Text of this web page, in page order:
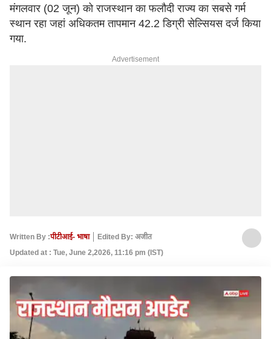
मंगलवार (02 जून) को राजस्थान का फलौदी राज्य का सबसे गर्म
स्थान रहा जहां अधिकतम तापमान 42.2 डिग्री सेल्सियस दर्ज किया
गया.
Advertisement
Written By :पीटीआई- भाषा
Edited By: अजीत
Updated at : Tue, June 2,2026, 11:16 pm (IST)